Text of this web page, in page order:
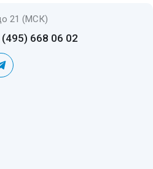
21 (МСК)
(495) 668 06 02